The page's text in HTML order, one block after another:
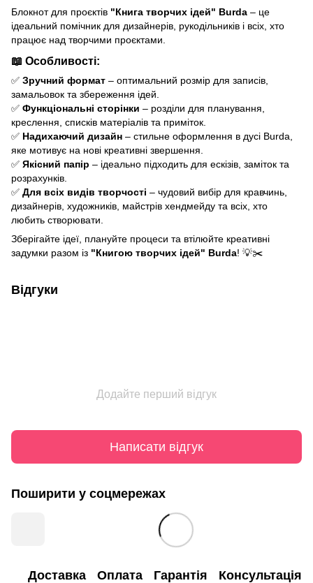
Блокнот для проєктів "Книга творчих ідей" Burda – це
ідеальний помічник для дизайнерів, рукодільників і всіх, хто
працює над творчими проєктами.
📖 Особливості:
✅ Зручний формат – оптимальний розмір для записів,
замальовок та збереження ідей.
✅ Функціональні сторінки – розділи для планування,
креслення, списків матеріалів та приміток.
✅ Надихаючий дизайн – стильне оформлення в дусі Burda,
яке мотивує на нові креативні звершення.
✅ Якісний папір – ідеально підходить для ескізів, заміток та
розрахунків.
✅ Для всіх видів творчості – чудовий вибір для кравчинь,
дизайнерів, художників, майстрів хендмейду та всіх, хто
любить створювати.
Зберігайте ідеї, плануйте процеси та втілюйте креативні
задумки разом із "Книгою творчих ідей" Burda! 💡✂️
Відгуки
Додайте перший відгук
Написати відгук
Поширити у соцмережах
Доставка Оплата Гарантія Консультація